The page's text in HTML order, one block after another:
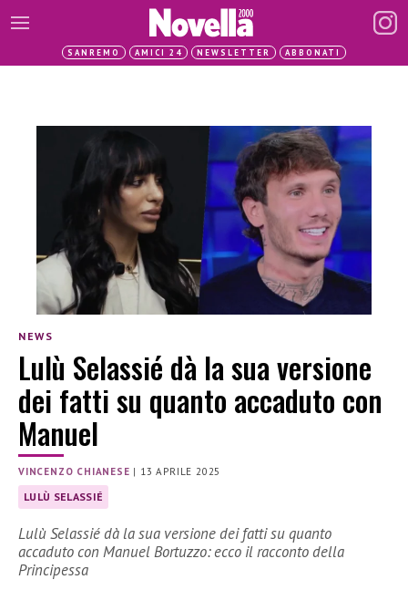
SANREMO AMICI 24 NEWSLETTER ABBONATI
NEWS
Lulù Selassié dà la sua versione
dei fatti su quanto accaduto con
Manuel
VINCENZO CHIANESE | 13 APRILE 2025
LULÙ SELASSIÉ
Lulù Selassié dà la sua versione dei fatti su quanto
accaduto con Manuel Bortuzzo: ecco il racconto della
Principessa